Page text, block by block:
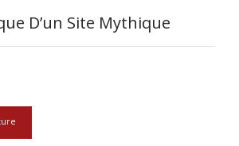
D’un Site Mythique